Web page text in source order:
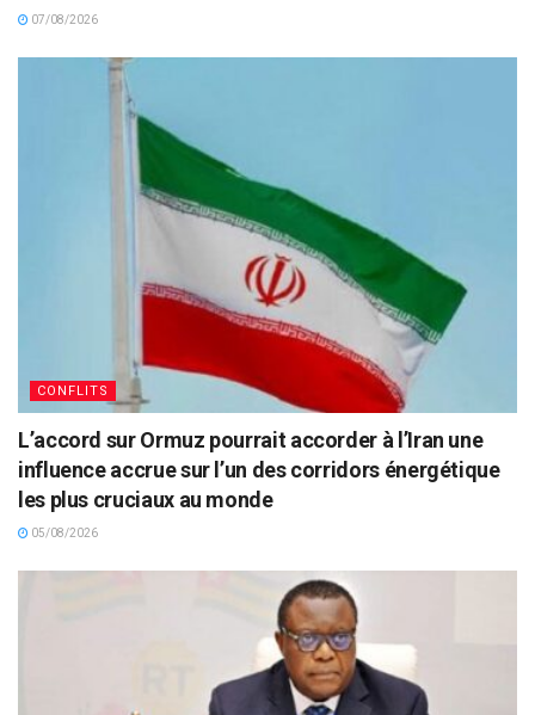
07/08/2026
CONFLITS
L’accord sur Ormuz pourrait accorder à l’Iran une
influence accrue sur l’un des corridors énergétique
les plus cruciaux au monde
05/08/2026